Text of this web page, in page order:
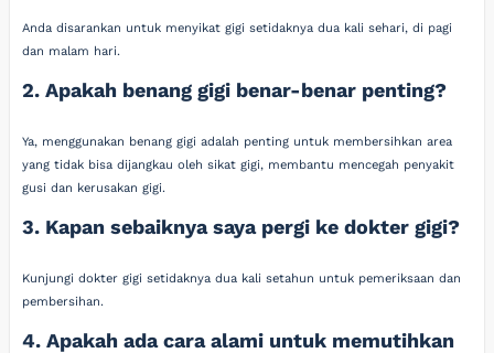
Anda disarankan untuk menyikat gigi setidaknya dua kali sehari, di pagi
dan malam hari.
2. Apakah benang gigi benar-benar penting?
Ya, menggunakan benang gigi adalah penting untuk membersihkan area
yang tidak bisa dijangkau oleh sikat gigi, membantu mencegah penyakit
gusi dan kerusakan gigi.
3. Kapan sebaiknya saya pergi ke dokter gigi?
Kunjungi dokter gigi setidaknya dua kali setahun untuk pemeriksaan dan
pembersihan.
4. Apakah ada cara alami untuk memutihkan